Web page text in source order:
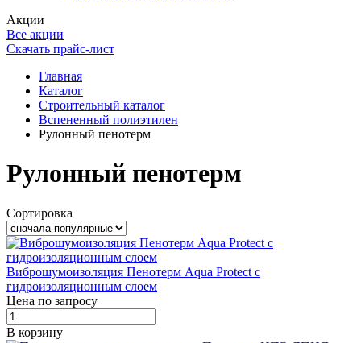
Акции
Все акции
Скачать прайс-лист
Главная
Каталог
Строительный каталог
Вспененный полиэтилен
Рулонный пенотерм
Рулонный пенотерм
Сортировка
Виброшумоизоляция Пенотерм Aqua Protect с
гидроизоляционным слоем
Цена по запросу
В корзину